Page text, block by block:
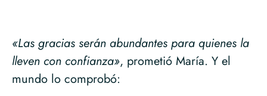
«Las gracias serán abundantes para quienes la
lleven con confianza», prometió María. Y el
mundo lo comprobó: